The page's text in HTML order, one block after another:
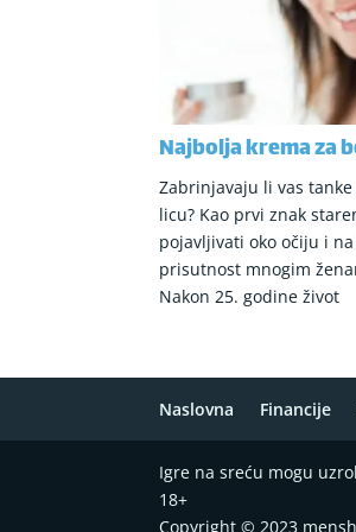
Najbolja krema za
Zabrinjavaju li vas
licu? Kao prvi znak
pojavljivati oko očiju i
prisutnost mnogim
Nakon 25. godine život
Naslovna Financije
Igre na sreću mogu
18+
Copyright © 2023